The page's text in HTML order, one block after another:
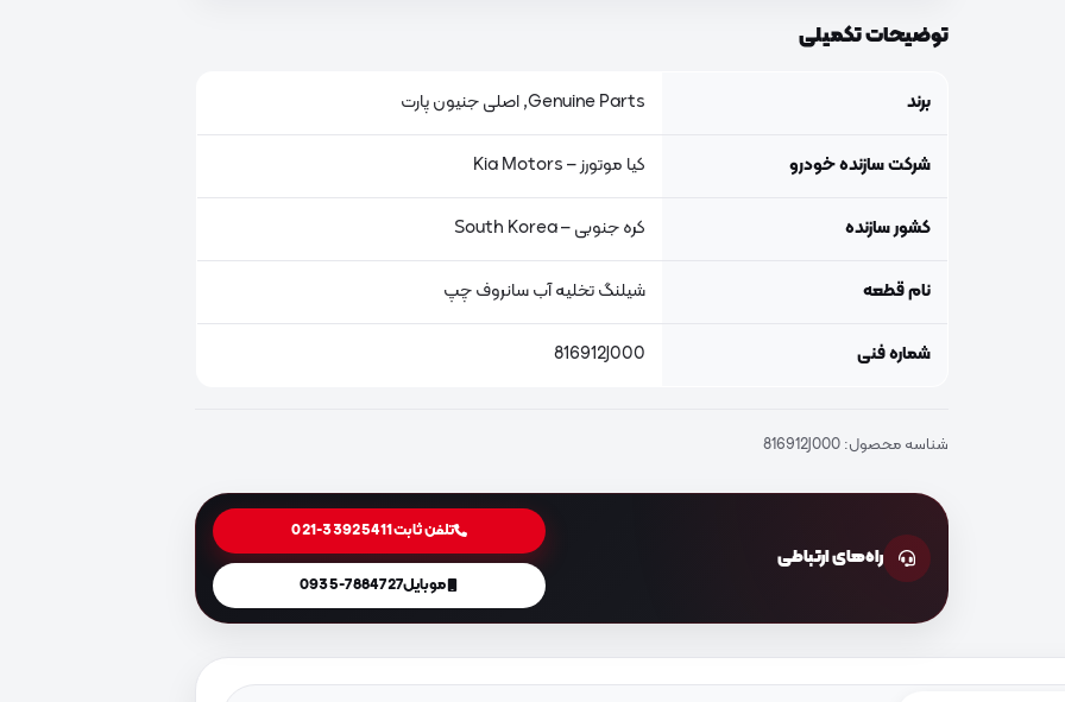
توضیحات تکمیلی
برند Genuine Parts, اصلی جنیون پارت
شرکت سازنده خودرو کیا موتورز – Kia Motors
کشور سازنده کره جنوبی – South Korea
نام قطعه شیلنگ تخلیه آب سانروف چپ
شماره فنی 816912J000
شناسه محصول:816912J000
راه‌های ارتباطی
تلفن ثابت021-33925411
موبایل0935-7884727